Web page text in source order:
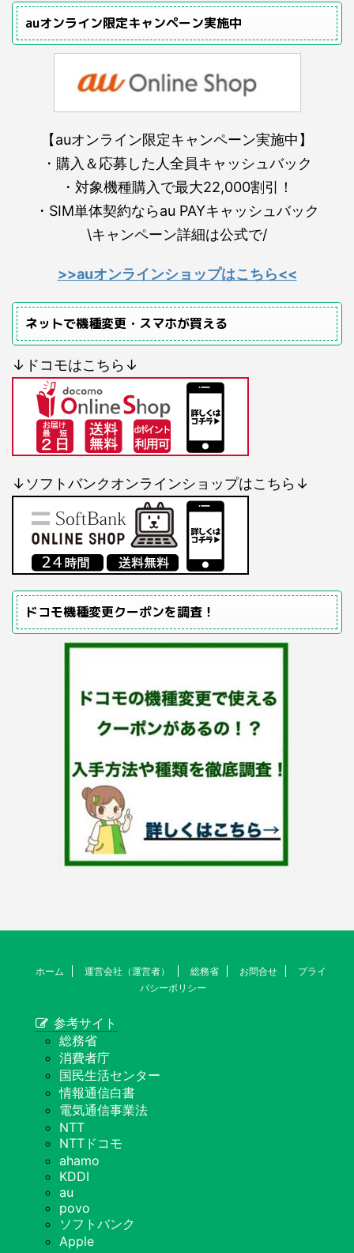
auオンライン限定キャンペーン実施中
【auオンライン限定キャンペーン実施中】
・購入＆応募した人全員キャッシュバック
・対象機種購入で最大22,000割引！
・SIM単体契約ならau PAYキャッシュバック
\キャンペーン詳細は公式で/
>>auオンラインショップはこちら<<
ネットで機種変更・スマホが買える
↓ドコモはこちら↓
↓ソフトバンクオンラインショップはこちら↓
ドコモ機種変更クーポンを調査！
ホーム 運営会社（運営者） 総務省 お問合せ
プライ
バシーポリシー
参考サイト
総務省
消費者庁
国民生活センター
情報通信白書
電気通信事業法
NTT
NTTドコモ
ahamo
KDDI
au
povo
ソフトバンク
Apple